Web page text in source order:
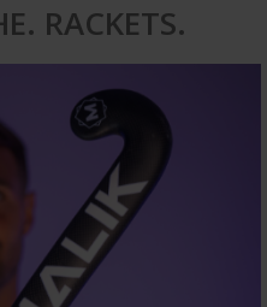
RACKETS.